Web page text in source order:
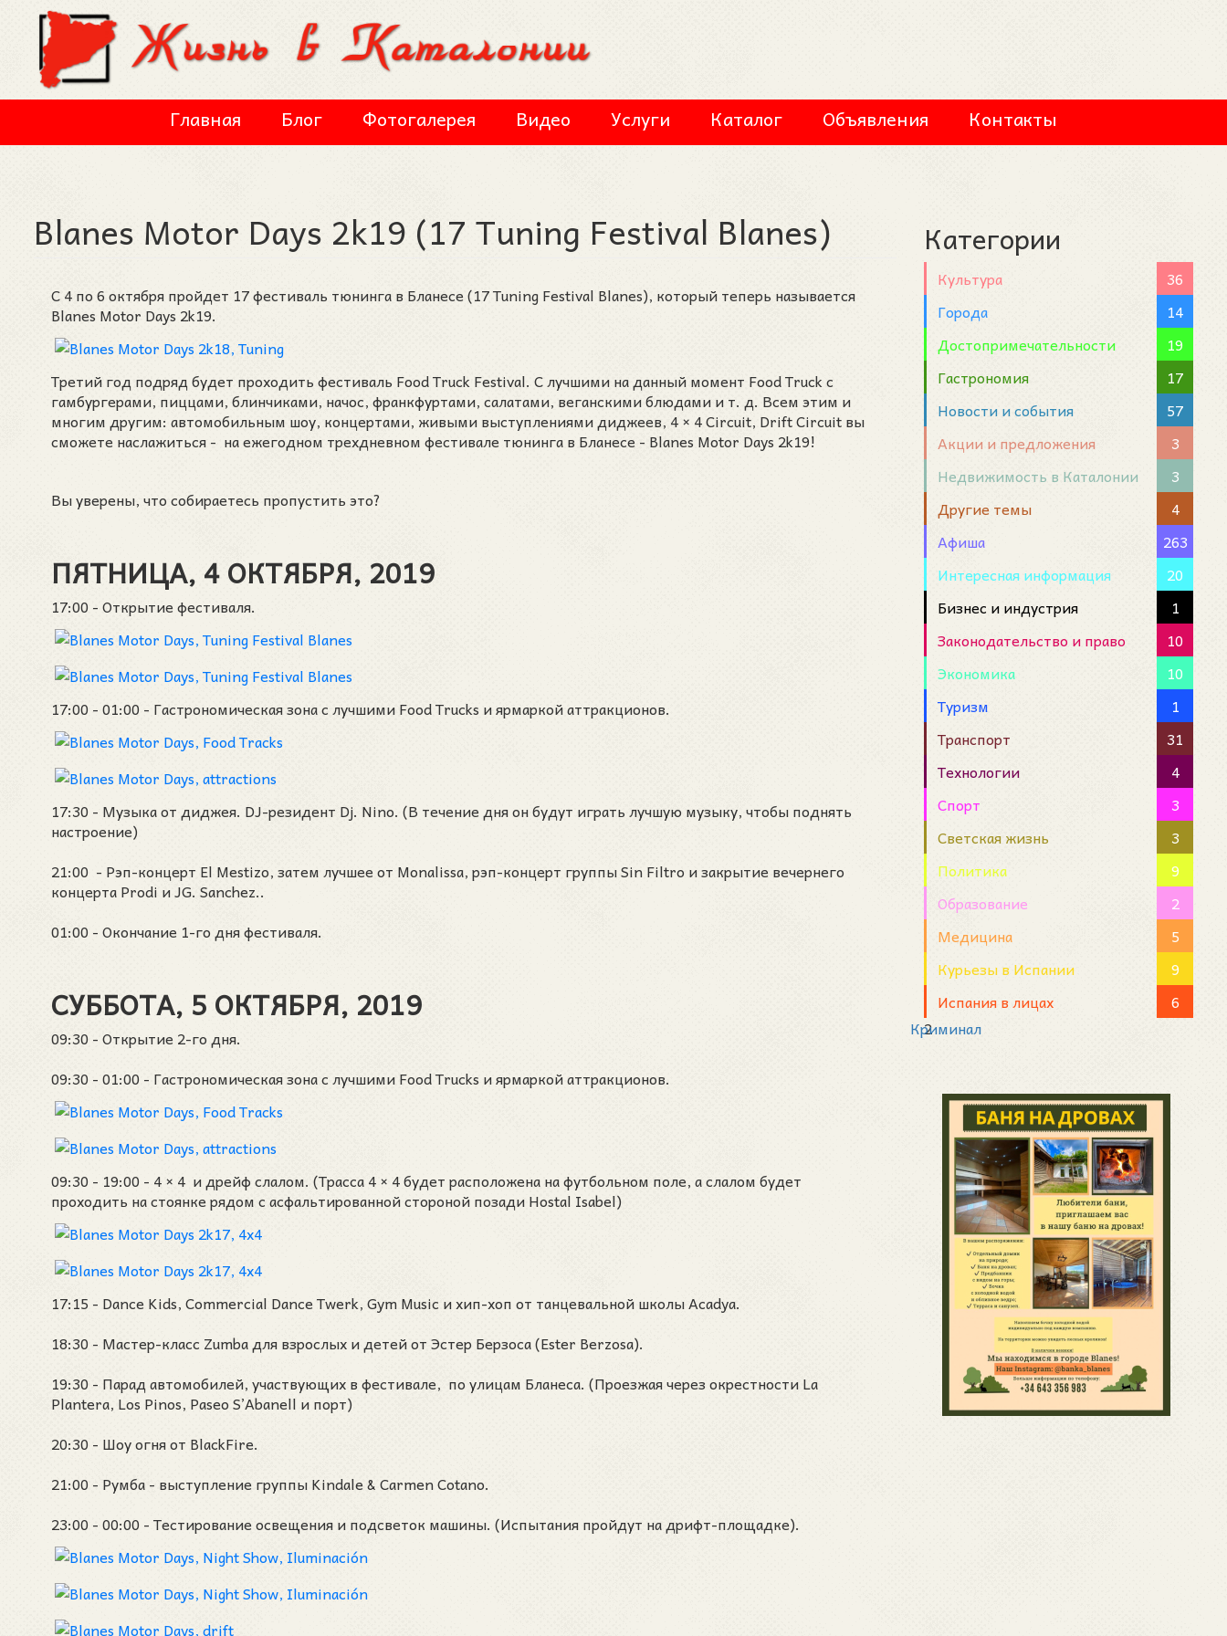
Перейти к основному содержанию
Главная Блог Фотогалерея Видео Услуги Каталог Объявления Контакты
Blanes Motor Days 2k19 (17 Tuning Festival Blanes)
С 4 по 6 октября пройдет 17 фестиваль тюнинга в Бланесе (17 Tuning Festival Blanes), который теперь называется
Blanes Motor Days 2k19.
Третий год подряд будет проходить фестиваль Food Truck Festival. С лучшими на данный момент Food Truck с
гамбургерами, пиццами, блинчиками, начос, франкфуртами, салатами, веганскими блюдами и т. д. Всем этим и
многим другим: автомобильным шоу, концертами, живыми выступлениями диджеев, 4 × 4 Circuit, Drift Circuit вы
сможете наслажиться - на ежегодном трехдневном фестивале тюнинга в Бланесе - Blanes Motor Days 2k19!
Вы уверены, что собираетесь пропустить это?
ПЯТНИЦА, 4 ОКТЯБРЯ, 2019
17:00 - Открытие фестиваля.
17:00 - 01:00 - Гастрономическая зона с лучшими Food Trucks и ярмаркой аттракционов.
17:30 - Музыка от диджея. DJ-резидент Dj. Nino. (В течение дня он будут играть лучшую музыку, чтобы поднять
настроение)
21:00 - Рэп-концерт El Mestizo, затем лучшее от Monalissa, рэп-концерт группы Sin Filtro и закрытие вечернего
концерта Prodi и JG. Sanchez..
01:00 - Окончание 1-го дня фестиваля.
СУББОТА, 5 ОКТЯБРЯ, 2019
09:30 - Открытие 2-го дня.
09:30 - 01:00 - Гастрономическая зона с лучшими Food Trucks и ярмаркой аттракционов.
09:30 - 19:00 - 4 × 4 и дрейф слалом. (Трасса 4 × 4 будет расположена на футбольном поле, а слалом будет
проходить на стоянке рядом с асфальтированной стороной позади Hostal Isabel)
17:15 - Dance Kids, Commercial Dance Twerk, Gym Music и хип-хоп от танцевальной школы Acadya.
18:30 - Мастер-класс Zumba для взрослых и детей от Эстер Берзоса (Ester Berzosa).
19:30 - Парад автомобилей, участвующих в фестивале, по улицам Бланеса. (Проезжая через окрестности La
Plantera, Los Pinos, Paseo S’Abanell и порт)
20:30 - Шоу огня от BlackFire.
21:00 - Румба - выступление группы Kindale & Carmen Cotano.
23:00 - 00:00 - Тестирование освещения и подсветок машины. (Испытания пройдут на дрифт-площадке).
Категории
Культура
36
Города
14
Достопримечательности
19
Гастрономия
17
Новости и события
57
Акции и предложения
3
Недвижимость в Каталонии
3
Другие темы
4
Афиша
263
Интересная информация
20
Бизнес и индустрия
1
Законодательство и право
10
Экономика
10
Туризм
1
Транспорт
31
Технологии
4
Спорт
3
Светская жизнь
3
Политика
9
Образование
2
Медицина
5
Курьезы в Испании
9
Испания в лицах
6
Криминал
2